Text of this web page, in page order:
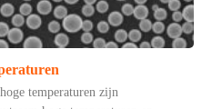
temperaturen zijn